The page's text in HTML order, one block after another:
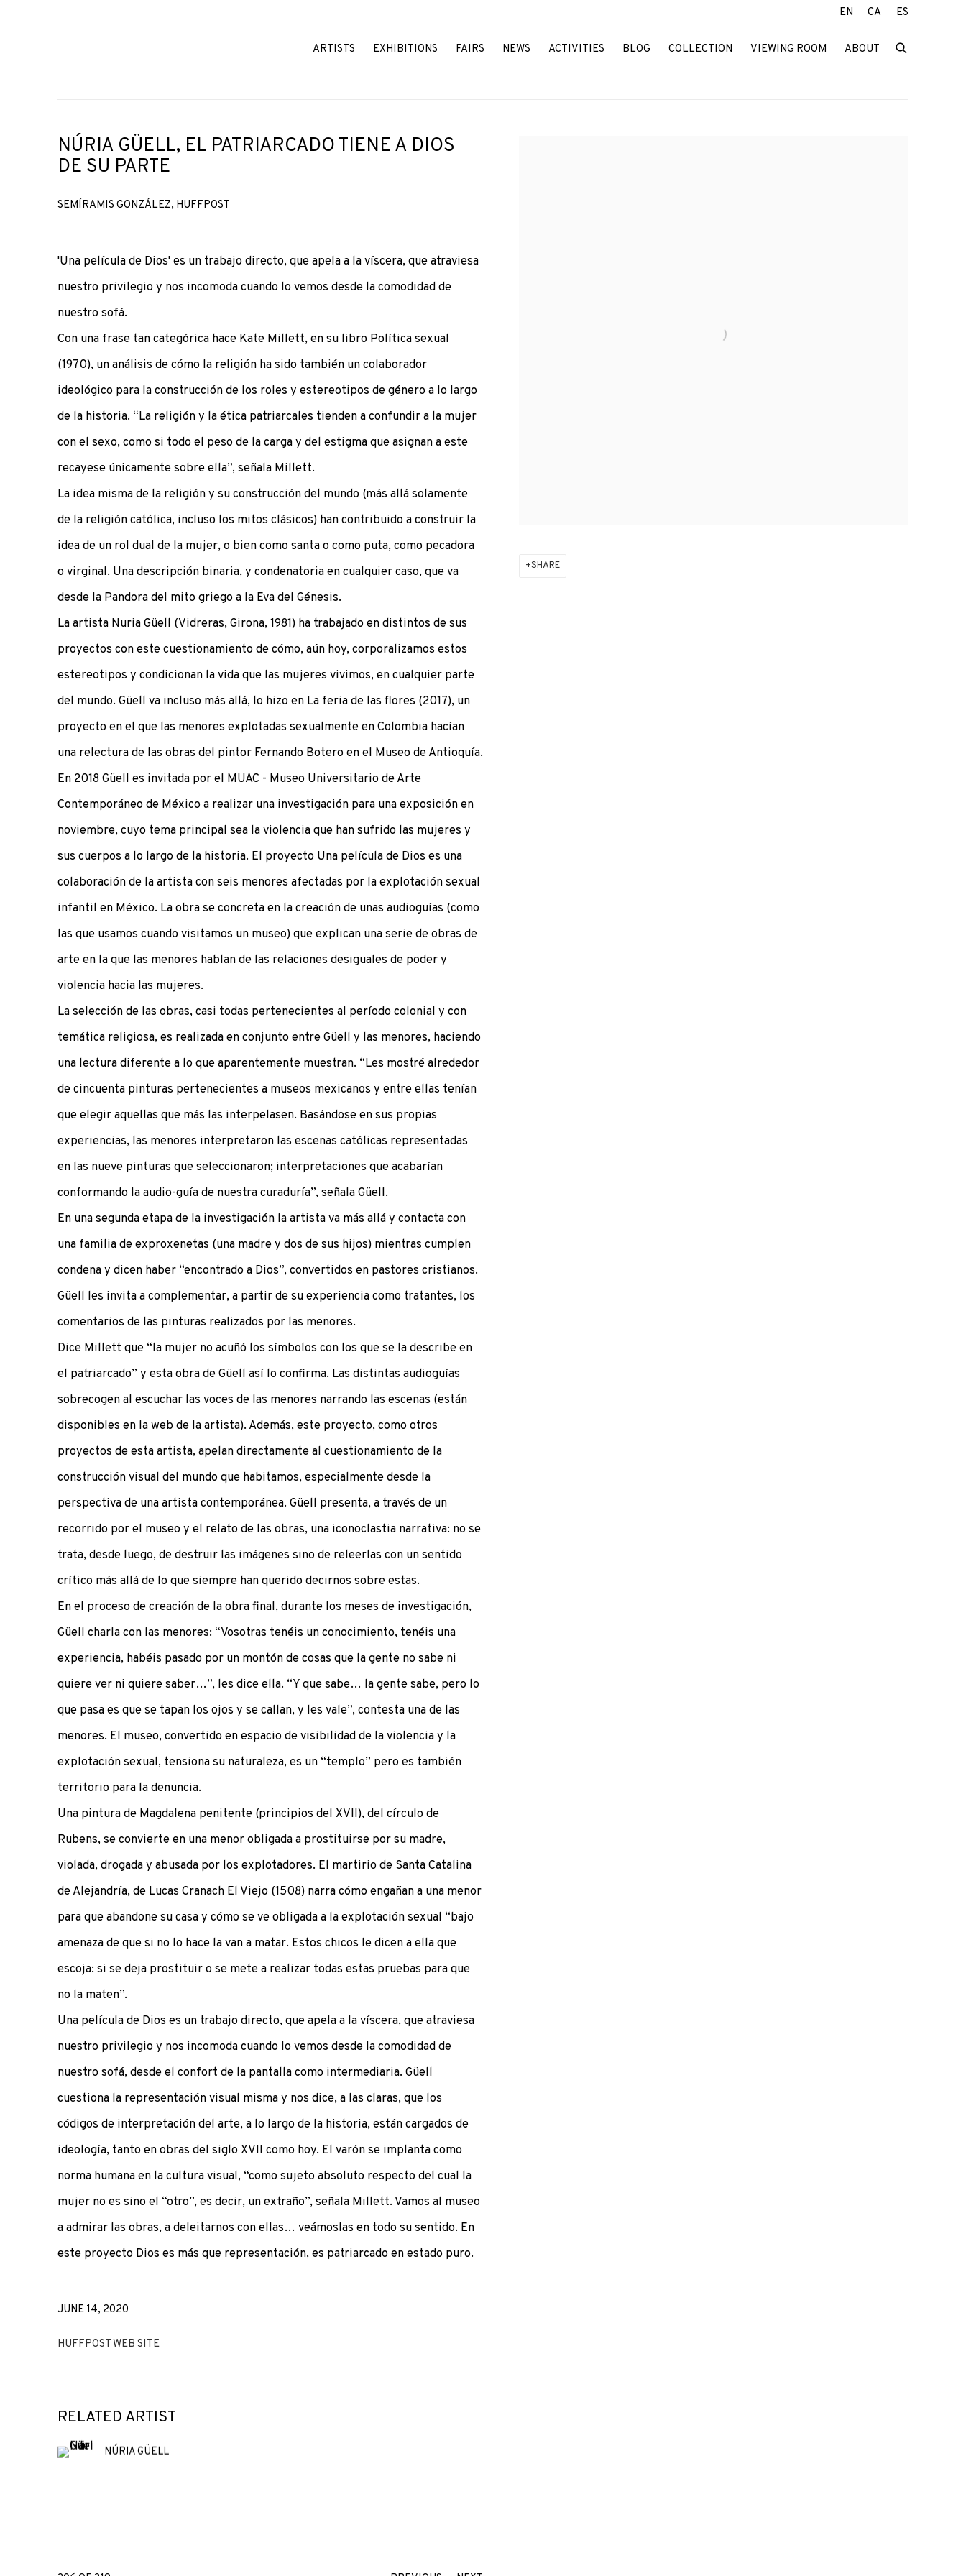
ARTISTS EXHIBITIONS FAIRS NEWS ACTIVITIES BLOG COLLECTION VIEWING ROOM ABOUT
EN CA ES
NÚRIA GÜELL, EL PATRIARCADO TIENE A DIOS
DE SU PARTE
SEMÍRAMIS GONZÁLEZ, HUFFPOST
SHARE
'Una película de Dios' es un trabajo directo, que apela a la víscera, que atraviesa
nuestro privilegio y nos incomoda cuando lo vemos desde la comodidad de
nuestro sofá.
Con una frase tan categórica hace Kate Millett, en su libro Política sexual
(1970), un análisis de cómo la religión ha sido también un colaborador
ideológico para la construcción de los roles y estereotipos de género a lo largo
de la historia. “La religión y la ética patriarcales tienden a confundir a la mujer
con el sexo, como si todo el peso de la carga y del estigma que asignan a este
recayese únicamente sobre ella”, señala Millett.
La idea misma de la religión y su construcción del mundo (más allá solamente
de la religión católica, incluso los mitos clásicos) han contribuido a construir la
idea de un rol dual de la mujer, o bien como santa o como puta, como pecadora
o virginal. Una descripción binaria, y condenatoria en cualquier caso, que va
desde la Pandora del mito griego a la Eva del Génesis.
La artista Nuria Güell (Vidreras, Girona, 1981) ha trabajado en distintos de sus
proyectos con este cuestionamiento de cómo, aún hoy, corporalizamos estos
estereotipos y condicionan la vida que las mujeres vivimos, en cualquier parte
del mundo. Güell va incluso más allá, lo hizo en La feria de las flores (2017), un
proyecto en el que las menores explotadas sexualmente en Colombia hacían
una relectura de las obras del pintor Fernando Botero en el Museo de Antioquía.
En 2018 Güell es invitada por el MUAC - Museo Universitario de Arte
Contemporáneo de México a realizar una investigación para una exposición en
noviembre, cuyo tema principal sea la violencia que han sufrido las mujeres y
sus cuerpos a lo largo de la historia. El proyecto Una película de Dios es una
colaboración de la artista con seis menores afectadas por la explotación sexual
infantil en México. La obra se concreta en la creación de unas audioguías (como
las que usamos cuando visitamos un museo) que explican una serie de obras de
arte en la que las menores hablan de las relaciones desiguales de poder y
violencia hacia las mujeres.
La selección de las obras, casi todas pertenecientes al período colonial y con
temática religiosa, es realizada en conjunto entre Güell y las menores, haciendo
una lectura diferente a lo que aparentemente muestran. “Les mostré alrededor
de cincuenta pinturas pertenecientes a museos mexicanos y entre ellas tenían
que elegir aquellas que más las interpelasen. Basándose en sus propias
experiencias, las menores interpretaron las escenas católicas representadas
en las nueve pinturas que seleccionaron; interpretaciones que acabarían
conformando la audio-guía de nuestra curaduría”, señala Güell.
En una segunda etapa de la investigación la artista va más allá y contacta con
una familia de exproxenetas (una madre y dos de sus hijos) mientras cumplen
condena y dicen haber “encontrado a Dios”, convertidos en pastores cristianos.
Güell les invita a complementar, a partir de su experiencia como tratantes, los
comentarios de las pinturas realizados por las menores.
Dice Millett que “la mujer no acuñó los símbolos con los que se la describe en
el patriarcado” y esta obra de Güell así lo confirma. Las distintas audioguías
sobrecogen al escuchar las voces de las menores narrando las escenas (están
disponibles en la web de la artista). Además, este proyecto, como otros
proyectos de esta artista, apelan directamente al cuestionamiento de la
construcción visual del mundo que habitamos, especialmente desde la
perspectiva de una artista contemporánea. Güell presenta, a través de un
recorrido por el museo y el relato de las obras, una iconoclastia narrativa: no se
trata, desde luego, de destruir las imágenes sino de releerlas con un sentido
crítico más allá de lo que siempre han querido decirnos sobre estas.
En el proceso de creación de la obra final, durante los meses de investigación,
Güell charla con las menores: “Vosotras tenéis un conocimiento, tenéis una
experiencia, habéis pasado por un montón de cosas que la gente no sabe ni
quiere ver ni quiere saber…”, les dice ella. “Y que sabe… la gente sabe, pero lo
que pasa es que se tapan los ojos y se callan, y les vale”, contesta una de las
menores. El museo, convertido en espacio de visibilidad de la violencia y la
explotación sexual, tensiona su naturaleza, es un “templo” pero es también
territorio para la denuncia.
Una pintura de Magdalena penitente (principios del XVII), del círculo de
Rubens, se convierte en una menor obligada a prostituirse por su madre,
violada, drogada y abusada por los explotadores. El martirio de Santa Catalina
de Alejandría, de Lucas Cranach El Viejo (1508) narra cómo engañan a una menor
para que abandone su casa y cómo se ve obligada a la explotación sexual “bajo
amenaza de que si no lo hace la van a matar. Estos chicos le dicen a ella que
escoja: si se deja prostituir o se mete a realizar todas estas pruebas para que
no la maten”.
Una película de Dios es un trabajo directo, que apela a la víscera, que atraviesa
nuestro privilegio y nos incomoda cuando lo vemos desde la comodidad de
nuestro sofá, desde el confort de la pantalla como intermediaria. Güell
cuestiona la representación visual misma y nos dice, a las claras, que los
códigos de interpretación del arte, a lo largo de la historia, están cargados de
ideología, tanto en obras del siglo XVII como hoy. El varón se implanta como
norma humana en la cultura visual, “como sujeto absoluto respecto del cual la
mujer no es sino el “otro”, es decir, un extraño”, señala Millett. Vamos al museo
a admirar las obras, a deleitarnos con ellas… veámoslas en todo su sentido. En
este proyecto Dios es más que representación, es patriarcado en estado puro.
JUNE 14, 2020
HUFFPOST WEB SITE
RELATED ARTIST
NÚRIA GÜELL